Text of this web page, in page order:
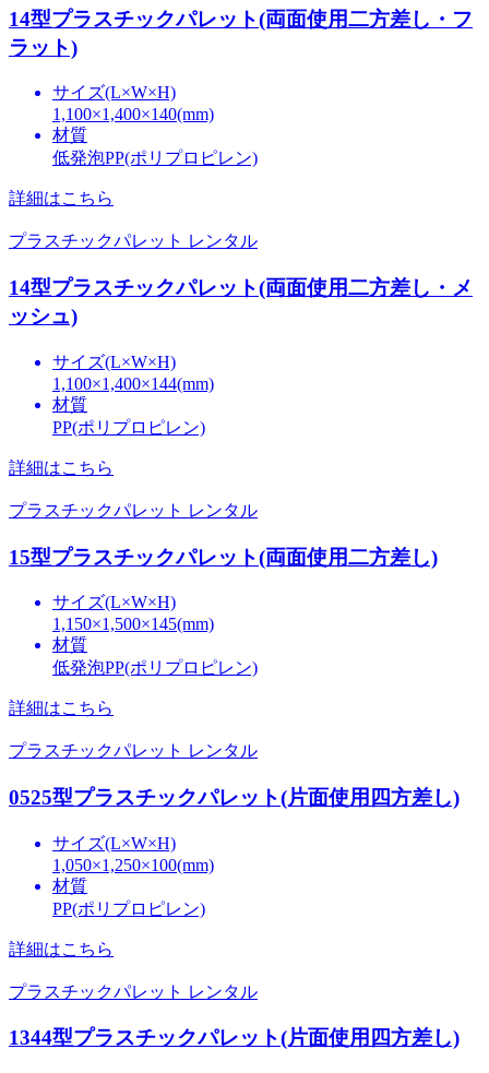
14型プラスチックパレット(両面使用二方差し・フ
ラット)
サイズ(L×W×H)
1,100×1,400×140(mm)
材質
低発泡PP(ポリプロピレン)
詳細はこちら
プラスチックパレット レンタル
14型プラスチックパレット(両面使用二方差し・メ
ッシュ)
サイズ(L×W×H)
1,100×1,400×144(mm)
材質
PP(ポリプロピレン)
詳細はこちら
プラスチックパレット レンタル
15型プラスチックパレット(両面使用二方差し)
サイズ(L×W×H)
1,150×1,500×145(mm)
材質
低発泡PP(ポリプロピレン)
詳細はこちら
プラスチックパレット レンタル
0525型プラスチックパレット(片面使用四方差し)
サイズ(L×W×H)
1,050×1,250×100(mm)
材質
PP(ポリプロピレン)
詳細はこちら
プラスチックパレット レンタル
1344型プラスチックパレット(片面使用四方差し)